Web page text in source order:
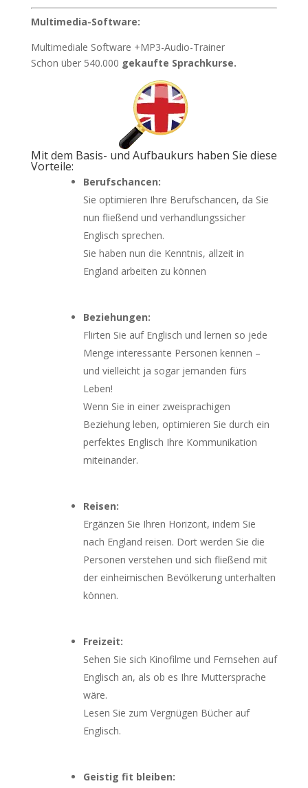
Multimedia-Software:
Multimediale Software +MP3-Audio-Trainer
Schon über 540.000 gekaufte Sprachkurse.
Mit dem Basis- und Aufbaukurs haben Sie diese
Vorteile:
Berufschancen:
Sie optimieren Ihre Berufschancen, da Sie
nun fließend und verhandlungssicher
Englisch sprechen.
Sie haben nun die Kenntnis, allzeit in
England arbeiten zu können
Beziehungen:
Flirten Sie auf Englisch und lernen so jede
Menge interessante Personen kennen –
und vielleicht ja sogar jemanden fürs
Leben!
Wenn Sie in einer zweisprachigen
Beziehung leben, optimieren Sie durch ein
perfektes Englisch Ihre Kommunikation
miteinander.
Reisen:
Ergänzen Sie Ihren Horizont, indem Sie
nach England reisen. Dort werden Sie die
Personen verstehen und sich fließend mit
der einheimischen Bevölkerung unterhalten
können.
Freizeit:
Sehen Sie sich Kinofilme und Fernsehen auf
Englisch an, als ob es Ihre Muttersprache
wäre.
Lesen Sie zum Vergnügen Bücher auf
Englisch.
Geistig fit bleiben: